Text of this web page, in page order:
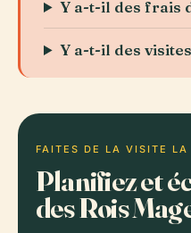
Y a-t-il des frais
Y a-t-il des
FAITES DE LA VISITE LA
Planifiez et
des Rois